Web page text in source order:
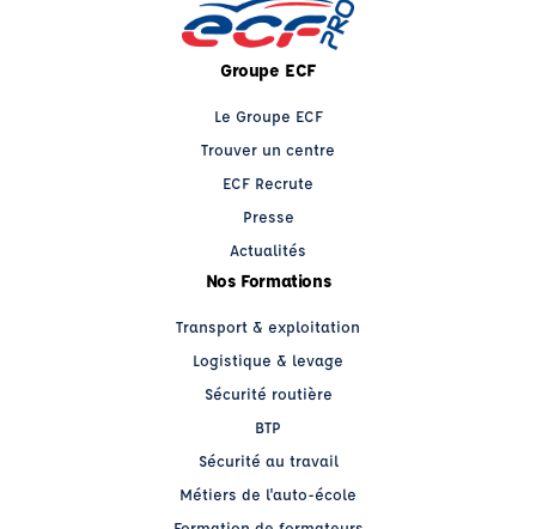
Groupe ECF
Le Groupe ECF
Trouver un centre
ECF Recrute
Presse
Actualités
Nos Formations
Transport & exploitation
Logistique & levage
Sécurité routière
BTP
Sécurité au travail
Métiers de l'auto-école